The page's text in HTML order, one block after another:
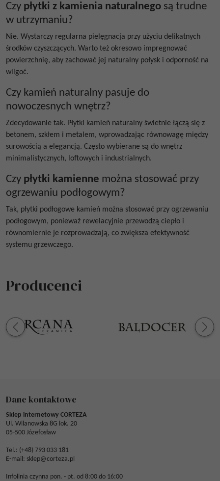
Czy płytki z kamienia naturalnego są trudne
w utrzymaniu?
Nie. Wystarczy regularna pielęgnacja przy użyciu delikatnych
środków czyszczących. Warto też okresowo impregnować
powierzchnię, aby zachować jej naturalny połysk i odporność na
wilgoć.
Czy kamień naturalny pasuje do
nowoczesnych wnętrz?
Zdecydowanie tak. Płytki kamień naturalny świetnie łączą się z
betonem, szkłem i metalem, wprowadzając równowagę między
surowością a elegancją. Często wybierane są do wnętrz
minimalistycznych, loftowych i industrialnych.
Czy płytki kamienne można stosować przy
ogrzewaniu podłogowym?
Tak, płytki podłogowe kamień można stosować przy ogrzewaniu
podłogowym, ponieważ rewelacyjnie przewodzą ciepło i
równomiernie je rozprowadzają, co zwiększa efektywność
systemu grzewczego.
Producenci
Dane kontaktowe
Sklep internetowy CORTEZA
Ul. Wilanowska 8G lok. 20
05-500 Józefosław
Tel.: (+48) 793 033 181
E-mail: sklep@corteza.pl
Infolinia czynna pon. - pt. od 8:00 do 16:00